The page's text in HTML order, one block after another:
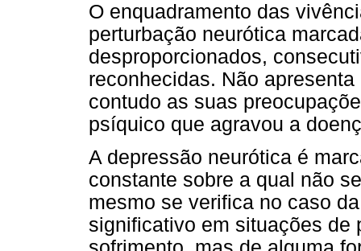
O enquadramento das
perturbação neurótica
desproporcionados,
reconhecidas. Não
contudo as suas
psíquico que agravou a
A depressão neurótica é
constante sobre a qual não
mesmo se verifica no caso
significativo em situações de